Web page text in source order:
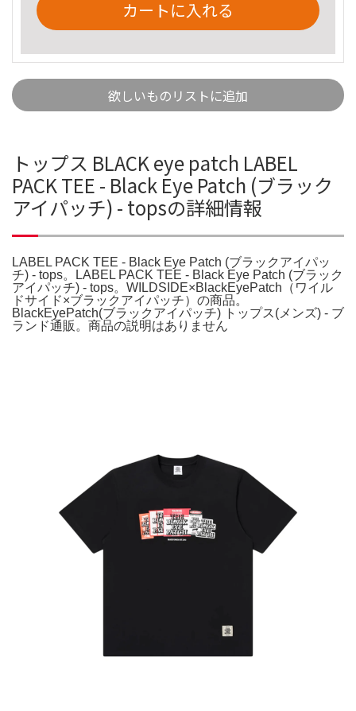
カートに入れる
欲しいものリストに追加
トップス BLACK eye patch LABEL
PACK TEE - Black Eye Patch (ブラック
アイパッチ) - topsの詳細情報
LABEL PACK TEE - Black Eye Patch (ブラックアイパッ
チ) - tops。LABEL PACK TEE - Black Eye Patch (ブラック
アイパッチ) - tops。WILDSIDE×BlackEyePatch（ワイル
ドサイド×ブラックアイパッチ）の商品。
BlackEyePatch(ブラックアイパッチ) トップス(メンズ) - ブ
ランド通販。商品の説明はありません